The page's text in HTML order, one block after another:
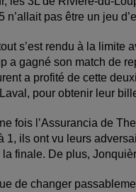
pas être un jeu
s’est rendu à la
a gagné son match de
a profité de cette
pour obtenir leur
fois l’Assurancia de
1, ils ont vu leurs
finale. De plus,
de changer